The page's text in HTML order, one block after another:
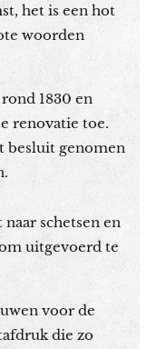
het is een hot
woorden
1830 en
renovatie toe.
besluit genomen
schetsen en
uitgevoerd te
voor de
die zo